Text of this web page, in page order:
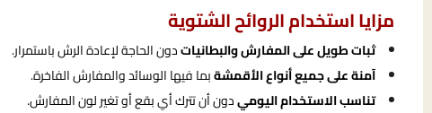
مزايا استخدام الروائح الشتوية
ثبات طويل على المفارش والبطانياتدون الحاجة لإعادة الرش باستمرار.
آمنة على جميع أنواع الأقمشةبما فيها الوسائد والمفارش الفاخرة.
تناسب الاستخدام اليوميدون أن تترك أي بقع أو تغير لون المفارش.